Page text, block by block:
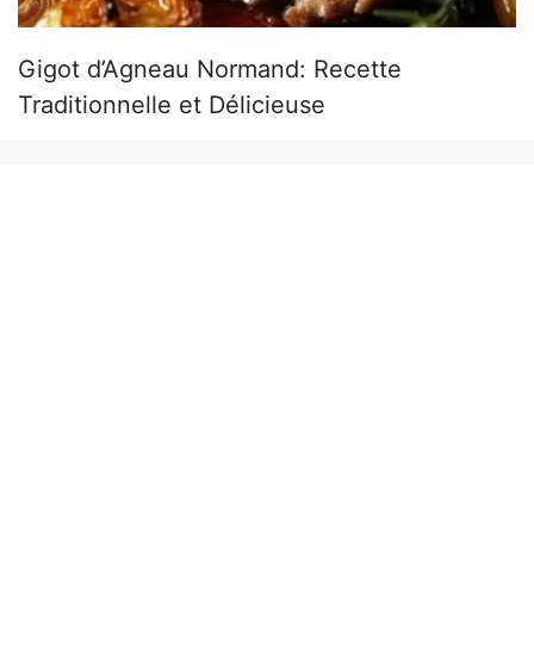
Gigot d’Agneau Normand: Recette
Traditionnelle et Délicieuse